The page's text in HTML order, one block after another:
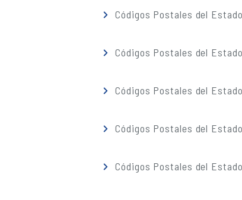
Códigos Postales del
Códigos Postales del
Códigos Postales del
Códigos Postales del
Códigos Postales del